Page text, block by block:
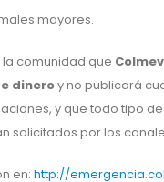
mayores.
comunidad que
dineroy no publicará
y que todo tipo
solicitados por los
en: http://